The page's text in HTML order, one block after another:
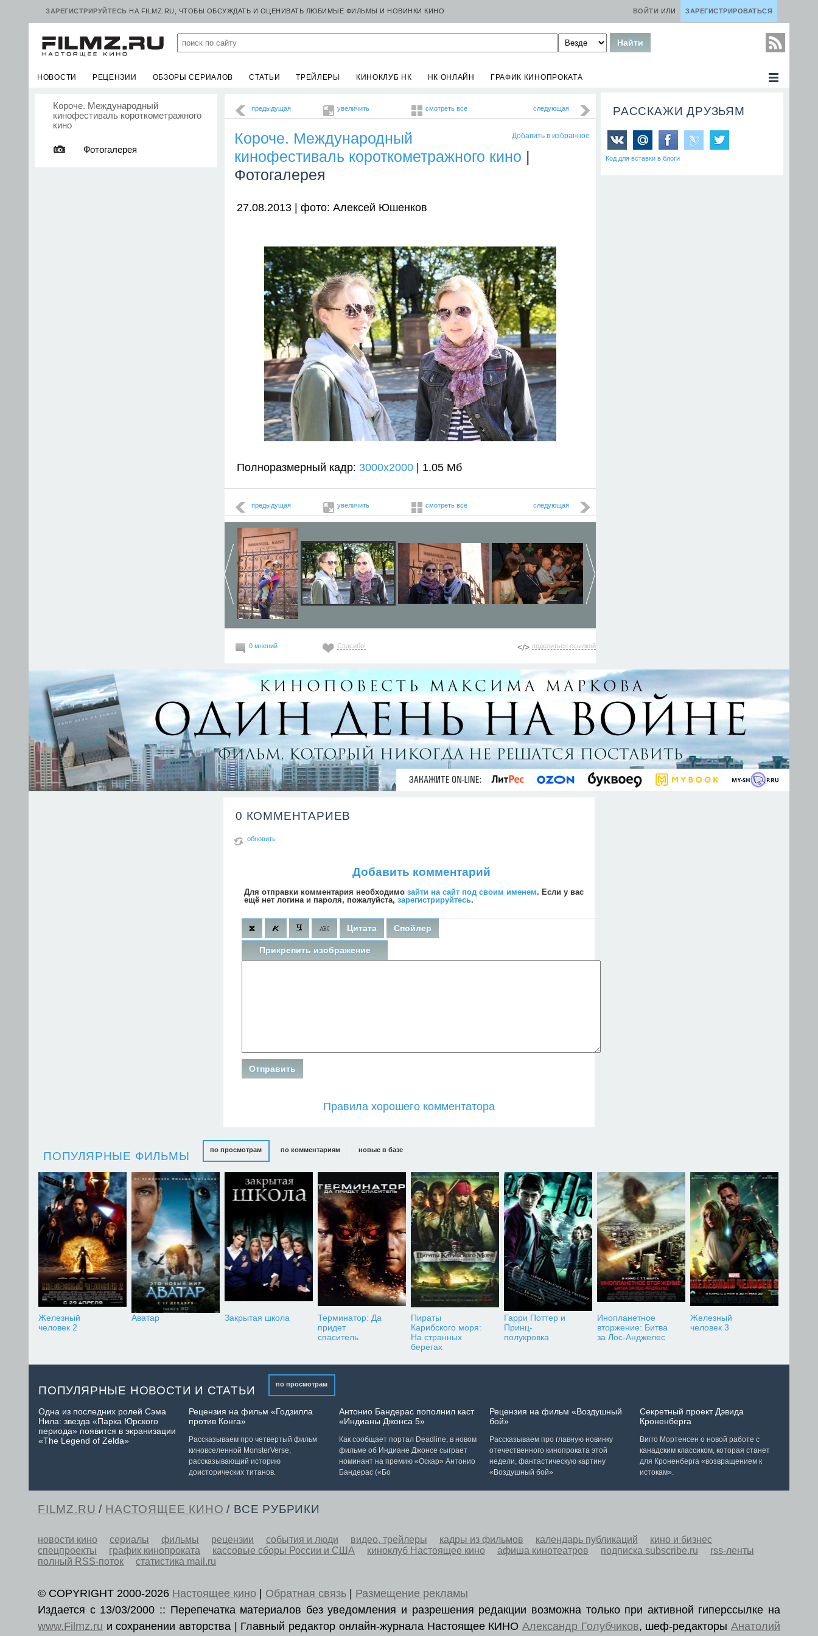
ЗАРЕГИСТРИРУЙТЕСЬ НА FILMZ.RU, ЧТОБЫ ОБСУЖДАТЬ И ОЦЕНИВАТЬ ЛЮБИМЫЕ ФИЛЬМЫ И НОВИНКИ КИНО ЗАРЕГИСТРИРОВАТЬСЯ
ВОЙТИ ИЛИ
НОВОСТИ РЕЦЕНЗИИ ОБЗОРЫ СЕРИАЛОВ СТАТЬИ ТРЕЙЛЕРЫ КИНОКЛУБ НК НК ОНЛАЙН ГРАФИК КИНОПРОКАТА
Короче. Международный
кинофестиваль короткометражного
кино
Фотогалерея
предыдущая увеличить смотреть все следующая
Добавить в избранное
Короче. Международный
кинофестиваль короткометражного кино |
Фотогалерея
27.08.2013 | фото: Алексей Юшенков
Полноразмерный кадр: 3000x2000 | 1.05 Мб
предыдущая увеличить смотреть все следующая
0 мнений Спасибо! поделиться ссылкой
РАССКАЖИ ДРУЗЬЯМ
Код для вставки в блоги
0 КОММЕНТАРИЕВ
обновить
Добавить комментарий
Для отправки комментария необходимо зайти на сайт под своим именем. Если у вас
ещё нет логина и пароля, пожалуйста, зарегистрируйтесь.
Цитата Спойлер
Прикрепить изображение
Правила хорошего комментатора
ПОПУЛЯРНЫЕ ФИЛЬМЫ по просмотрам
Железный
человек 2
Аватар Закрытая школа
Терминатор: Да
придет
спаситель
Пираты
Карибского моря:
На странных
берегах
Гарри Поттер и
Принц-
полукровка
Инопланетное
вторжение: Битва
за Лос-Анджелес
Железный
человек 3
по комментариям новые в базе
ПОПУЛЯРНЫЕ НОВОСТИ И СТАТЬИ по просмотрам
Одна из последних ролей Сэма
Нила: звезда «Парка Юрского
периода» появится в экранизации
«The Legend of Zelda»
Рецензия на фильм «Годзилла
против Конга»
Рассказываем про четвертый фильм
киновселенной MonsterVerse,
рассказывающий историю
доисторических титанов.
Антонио Бандерас пополнил каст
«Индианы Джонса 5»
Как сообщает портал Deadline, в новом
фильме об Индиане Джонсе сыграет
номинант на премию «Оскар» Антонио
Бандерас («Бо
Рецензия на фильм «Воздушный
бой»
Рассказываем про главную новинку
отечественного кинопроката этой
недели, фантастическую картину
«Воздушный бой»
Секретный проект Дэвида
Кроненберга
Вигго Мортенсен о новой работе с
канадским классиком, которая станет
для Кроненберга «возвращением к
истокам».
FILMZ.RU / НАСТОЯЩЕЕ КИНО / ВСЕ РУБРИКИ
новости кино сериалы фильмы рецензии события и люди видео, трейлеры кадры из фильмов календарь публикаций
кино и бизнес
спецпроекты
график кинопроката кассовые сборы России и США киноклуб Настоящее кино афиша кинотеатров подписка subscribe.ru
rss-ленты
полный RSS-поток
статистика mail.ru
© COPYRIGHT 2000-2026 Настоящее кино Обратная связь
Размещение рекламы
Издается с 13/03/2000 :: Перепечатка материалов без уведомления и разрешения редакции возможна только при активной гиперссылке на
www.Filmz.ru и сохранении авторства | Главный редактор онлайн-журнала Настоящее КИНО Александр Голубчиков, шеф-редакторыАнатолий